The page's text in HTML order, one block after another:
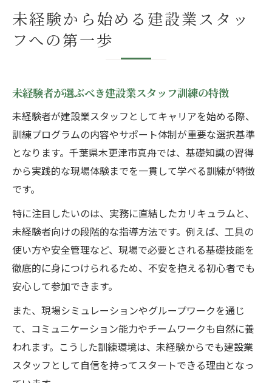
未経験から始める建設業スタッ
フへの第一歩
未経験者が選ぶべき建設業スタッフ訓練の特徴
未経験者が建設業スタッフとしてキャリアを始める際、
訓練プログラムの内容やサポート体制が重要な選択基準
となります。千葉県木更津市真舟では、基礎知識の習得
から実践的な現場体験までを一貫して学べる訓練が特徴
です。
特に注目したいのは、実務に直結したカリキュラムと、
未経験者向けの段階的な指導方法です。例えば、工具の
使い方や安全管理など、現場で必要とされる基礎技能を
徹底的に身につけられるため、不安を抱える初心者でも
安心して参加できます。
また、現場シミュレーションやグループワークを通じ
て、コミュニケーション能力やチームワークも自然に養
われます。こうした訓練環境は、未経験からでも建設業
スタッフとして自信を持ってスタートできる理由となっ